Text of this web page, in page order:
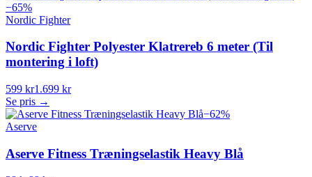
−65%
Nordic Fighter
Nordic Fighter Polyester Klatrereb 6 meter (Til
montering i loft)
599 kr1.699 kr
Se pris →
−62%
Aserve
Aserve Fitness Træningselastik Heavy Blå